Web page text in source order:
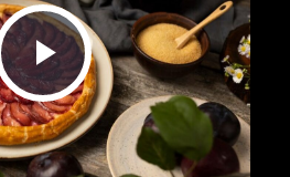
Play Video